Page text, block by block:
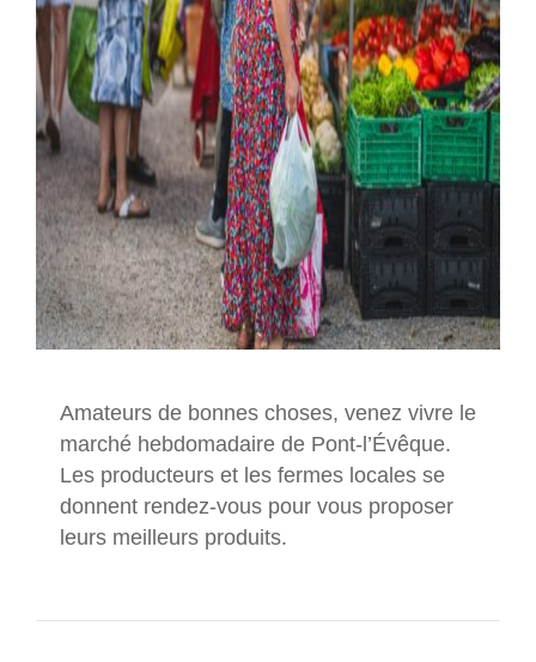
Amateurs de bonnes choses, venez vivre le
marché hebdomadaire de Pont-l’Évêque.
Les producteurs et les fermes locales se
donnent rendez-vous pour vous proposer
leurs meilleurs produits.